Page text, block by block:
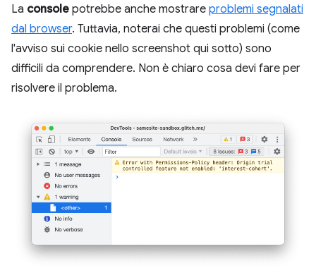
La console potrebbe anche mostrare problemi segnalati
dal browser. Tuttavia, noterai che questi problemi (come
l'avviso sui cookie nello screenshot qui sotto) sono
difficili da comprendere. Non è chiaro cosa devi fare per
risolvere il problema.